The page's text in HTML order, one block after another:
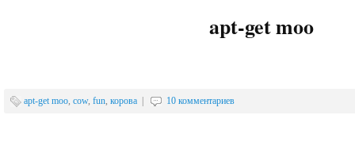
apt-get moo
apt-get moo, cow, fun, корова 10 комментариев